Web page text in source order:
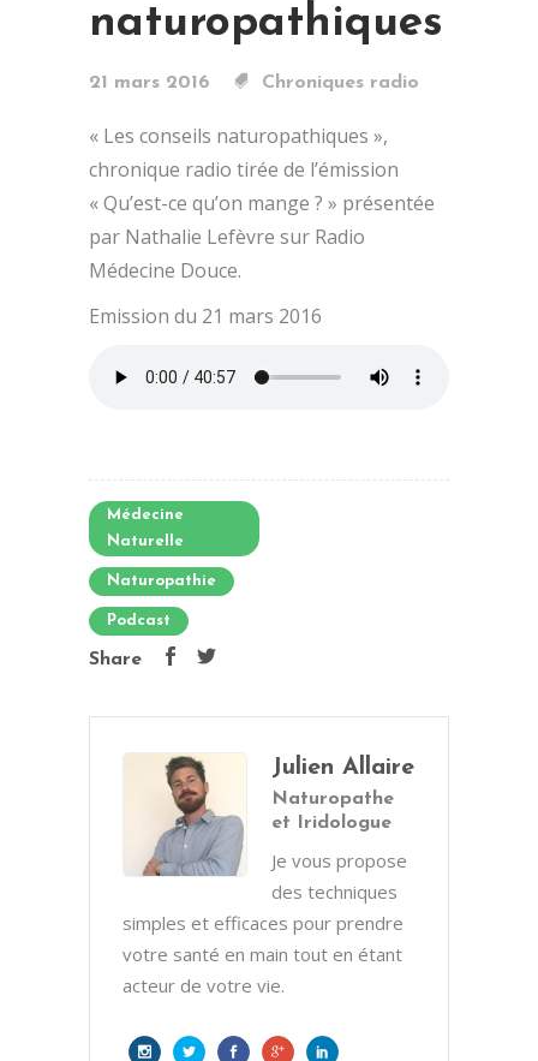
naturopathiques
21 mars 2016 Chroniques radio
« Les conseils naturopathiques »,
chronique radio tirée de l’émission
« Qu’est-ce qu’on mange ? » présentée
par Nathalie Lefèvre sur Radio
Médecine Douce.
Emission du 21 mars 2016
Médecine
Naturelle
Naturopathie
Podcast
Share
Julien Allaire
Naturopathe
et Iridologue
Je vous propose
des techniques
simples et efficaces pour prendre
votre santé en main tout en étant
acteur de votre vie.